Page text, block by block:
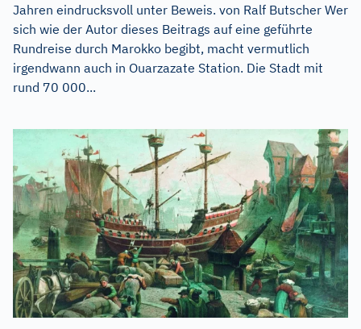
Jahren eindrucksvoll unter Beweis. von Ralf Butscher Wer
sich wie der Autor dieses Beitrags auf eine geführte
Rundreise durch Marokko begibt, macht vermutlich
irgendwann auch in Ouarzazate Station. Die Stadt mit
rund 70 000...